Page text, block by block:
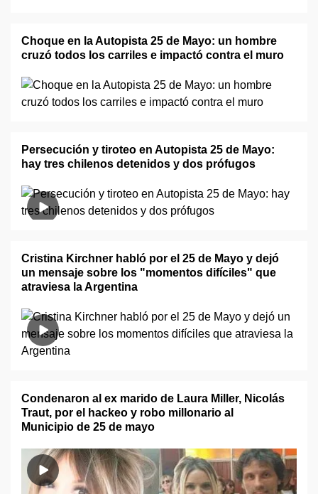
Choque en la Autopista 25 de Mayo: un hombre
cruzó todos los carriles e impactó contra el muro
Persecución y tiroteo en Autopista 25 de Mayo:
hay tres chilenos detenidos y dos prófugos
Cristina Kirchner habló por el 25 de Mayo y dejó
un mensaje sobre los "momentos difíciles" que
atraviesa la Argentina
Condenaron al ex marido de Laura Miller, Nicolás
Traut, por el hackeo y robo millonario al
Municipio de 25 de mayo